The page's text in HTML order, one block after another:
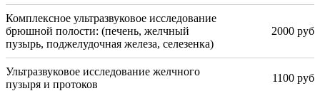
Комплексное ультразвуковое исследование
брюшной полости: (печень, желчный
пузырь, поджелудочная железа, селезенка)
2000 руб
Ультразвуковое исследование желчного
пузыря и протоков
1100 руб